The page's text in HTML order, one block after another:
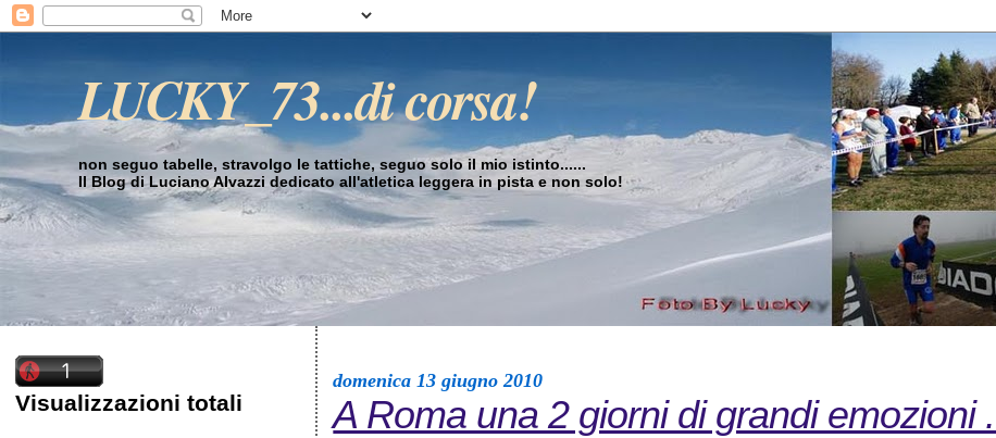
LUCKY_73...di corsa!
non seguo tabelle, stravolgo le tattiche, seguo solo il mio istinto......
Il Blog di Luciano Alvazzi dedicato all'atletica leggera in pista e non solo!
Visualizzazioni totali
domenica 13 giugno 2010
A Roma una 2 giorni di grandi emozioni